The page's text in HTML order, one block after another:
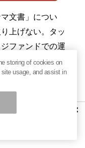
文書」につい
上げない。タッ
ファンドでの運
う。
で2.5兆円から3
です。この海外
が「オフショ
×
storing of cookies on
usage, and assist in